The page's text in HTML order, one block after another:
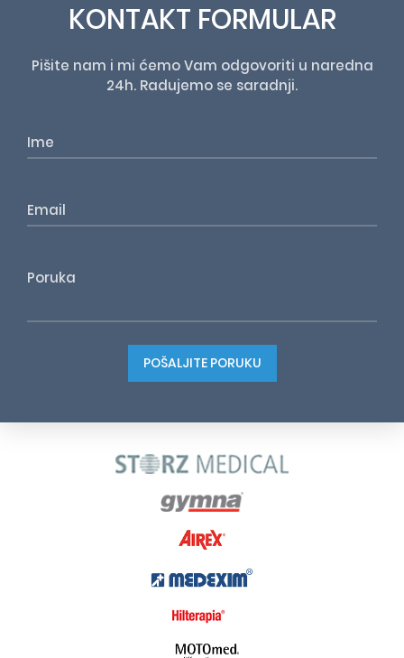
KONTAKT FORMULAR
Pišite nam i mi ćemo Vam odgovoriti u naredna
24h. Radujemo se saradnji.